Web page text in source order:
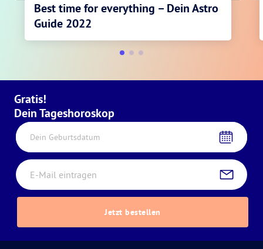
Best time for everything – Dein Astro
Guide 2022
Gratis!
Dein Tageshoroskop
Dein Geburtsdatum
Jetzt bestellen